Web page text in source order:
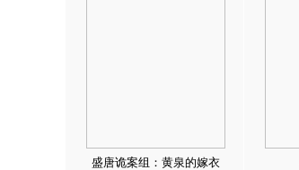
盛唐诡案组：黄泉的嫁衣